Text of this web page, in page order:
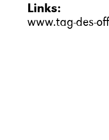
Links:
www.tag-des-